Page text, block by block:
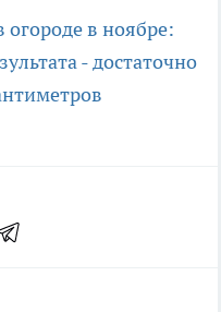
огороде в ноябре:
- достаточно